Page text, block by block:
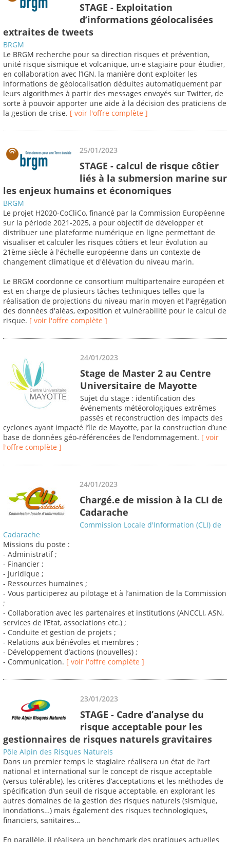
STAGE - Exploitation
d’informations géolocalisées
extraites de tweets
BRGM
Le BRGM recherche pour sa direction risques et prévention,
unité risque sismique et volcanique, un·e stagiaire pour étudier,
en collaboration avec l’IGN, la manière dont exploiter les
informations de géolocalisation déduites automatiquement par
leurs algorithmes à partir des messages envoyés sur Twitter, de
sorte à pouvoir apporter une aide à la décision des praticiens de
la gestion de crise. [ voir l'offre complète ]
25/01/2023
STAGE - calcul de risque côtier
liés à la submersion marine sur
les enjeux humains et économiques
BRGM
Le projet H2020-CoCliCo, financé par la Commission Européenne
sur la période 2021-2025, a pour objectif de développer et
distribuer une plateforme numérique en ligne permettant de
visualiser et calculer les risques côtiers et leur évolution au
21ème siècle à l'échelle européenne dans un contexte de
changement climatique et d'élévation du niveau marin.
Le BRGM coordonne ce consortium multipartenaire européen et
est en charge de plusieurs tâches techniques telles que la
réalisation de projections du niveau marin moyen et l'agrégation
des données d'aléas, exposition et vulnérabilité pour le calcul de
risque. [ voir l'offre complète ]
24/01/2023
Stage de Master 2 au Centre
Universitaire de Mayotte
Sujet du stage : identification des
événements météorologiques extrêmes
passés et reconstruction des impacts des
cyclones ayant impacté l’île de Mayotte, par la construction d’une
base de données géo‐référencées de l’endommagement. [ voir
l'offre complète ]
24/01/2023
Chargé.e de mission à la CLI de
Cadarache
Commission Locale d'Information (CLI) de
Cadarache
Missions du poste :
- Administratif ;
- Financier ;
- Juridique ;
- Ressources humaines ;
- Vous participerez au pilotage et à l’animation de la Commission
;
- Collaboration avec les partenaires et institutions (ANCCLI, ASN,
services de l’Etat, associations etc.) ;
- Conduite et gestion de projets ;
- Relations aux bénévoles et membres ;
- Développement d’actions (nouvelles) ;
- Communication. [ voir l'offre complète ]
23/01/2023
STAGE - Cadre d’analyse du
risque acceptable pour les
gestionnaires de risques naturels gravitaires
Pôle Alpin des Risques Naturels
Dans un premier temps le stagiaire réalisera un état de l’art
national et international sur le concept de risque acceptable
(versus tolérable), les critères d’acceptations et les méthodes de
spécification d’un seuil de risque acceptable, en explorant les
autres domaines de la gestion des risques naturels (sismique,
inondations…) mais également des risques technologiques,
financiers, sanitaires…
En parallèle, il réalisera un benchmark des pratiques actuelles